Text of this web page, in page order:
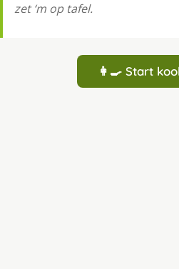
zet ‘m op tafel.
👩‍🍳 Start